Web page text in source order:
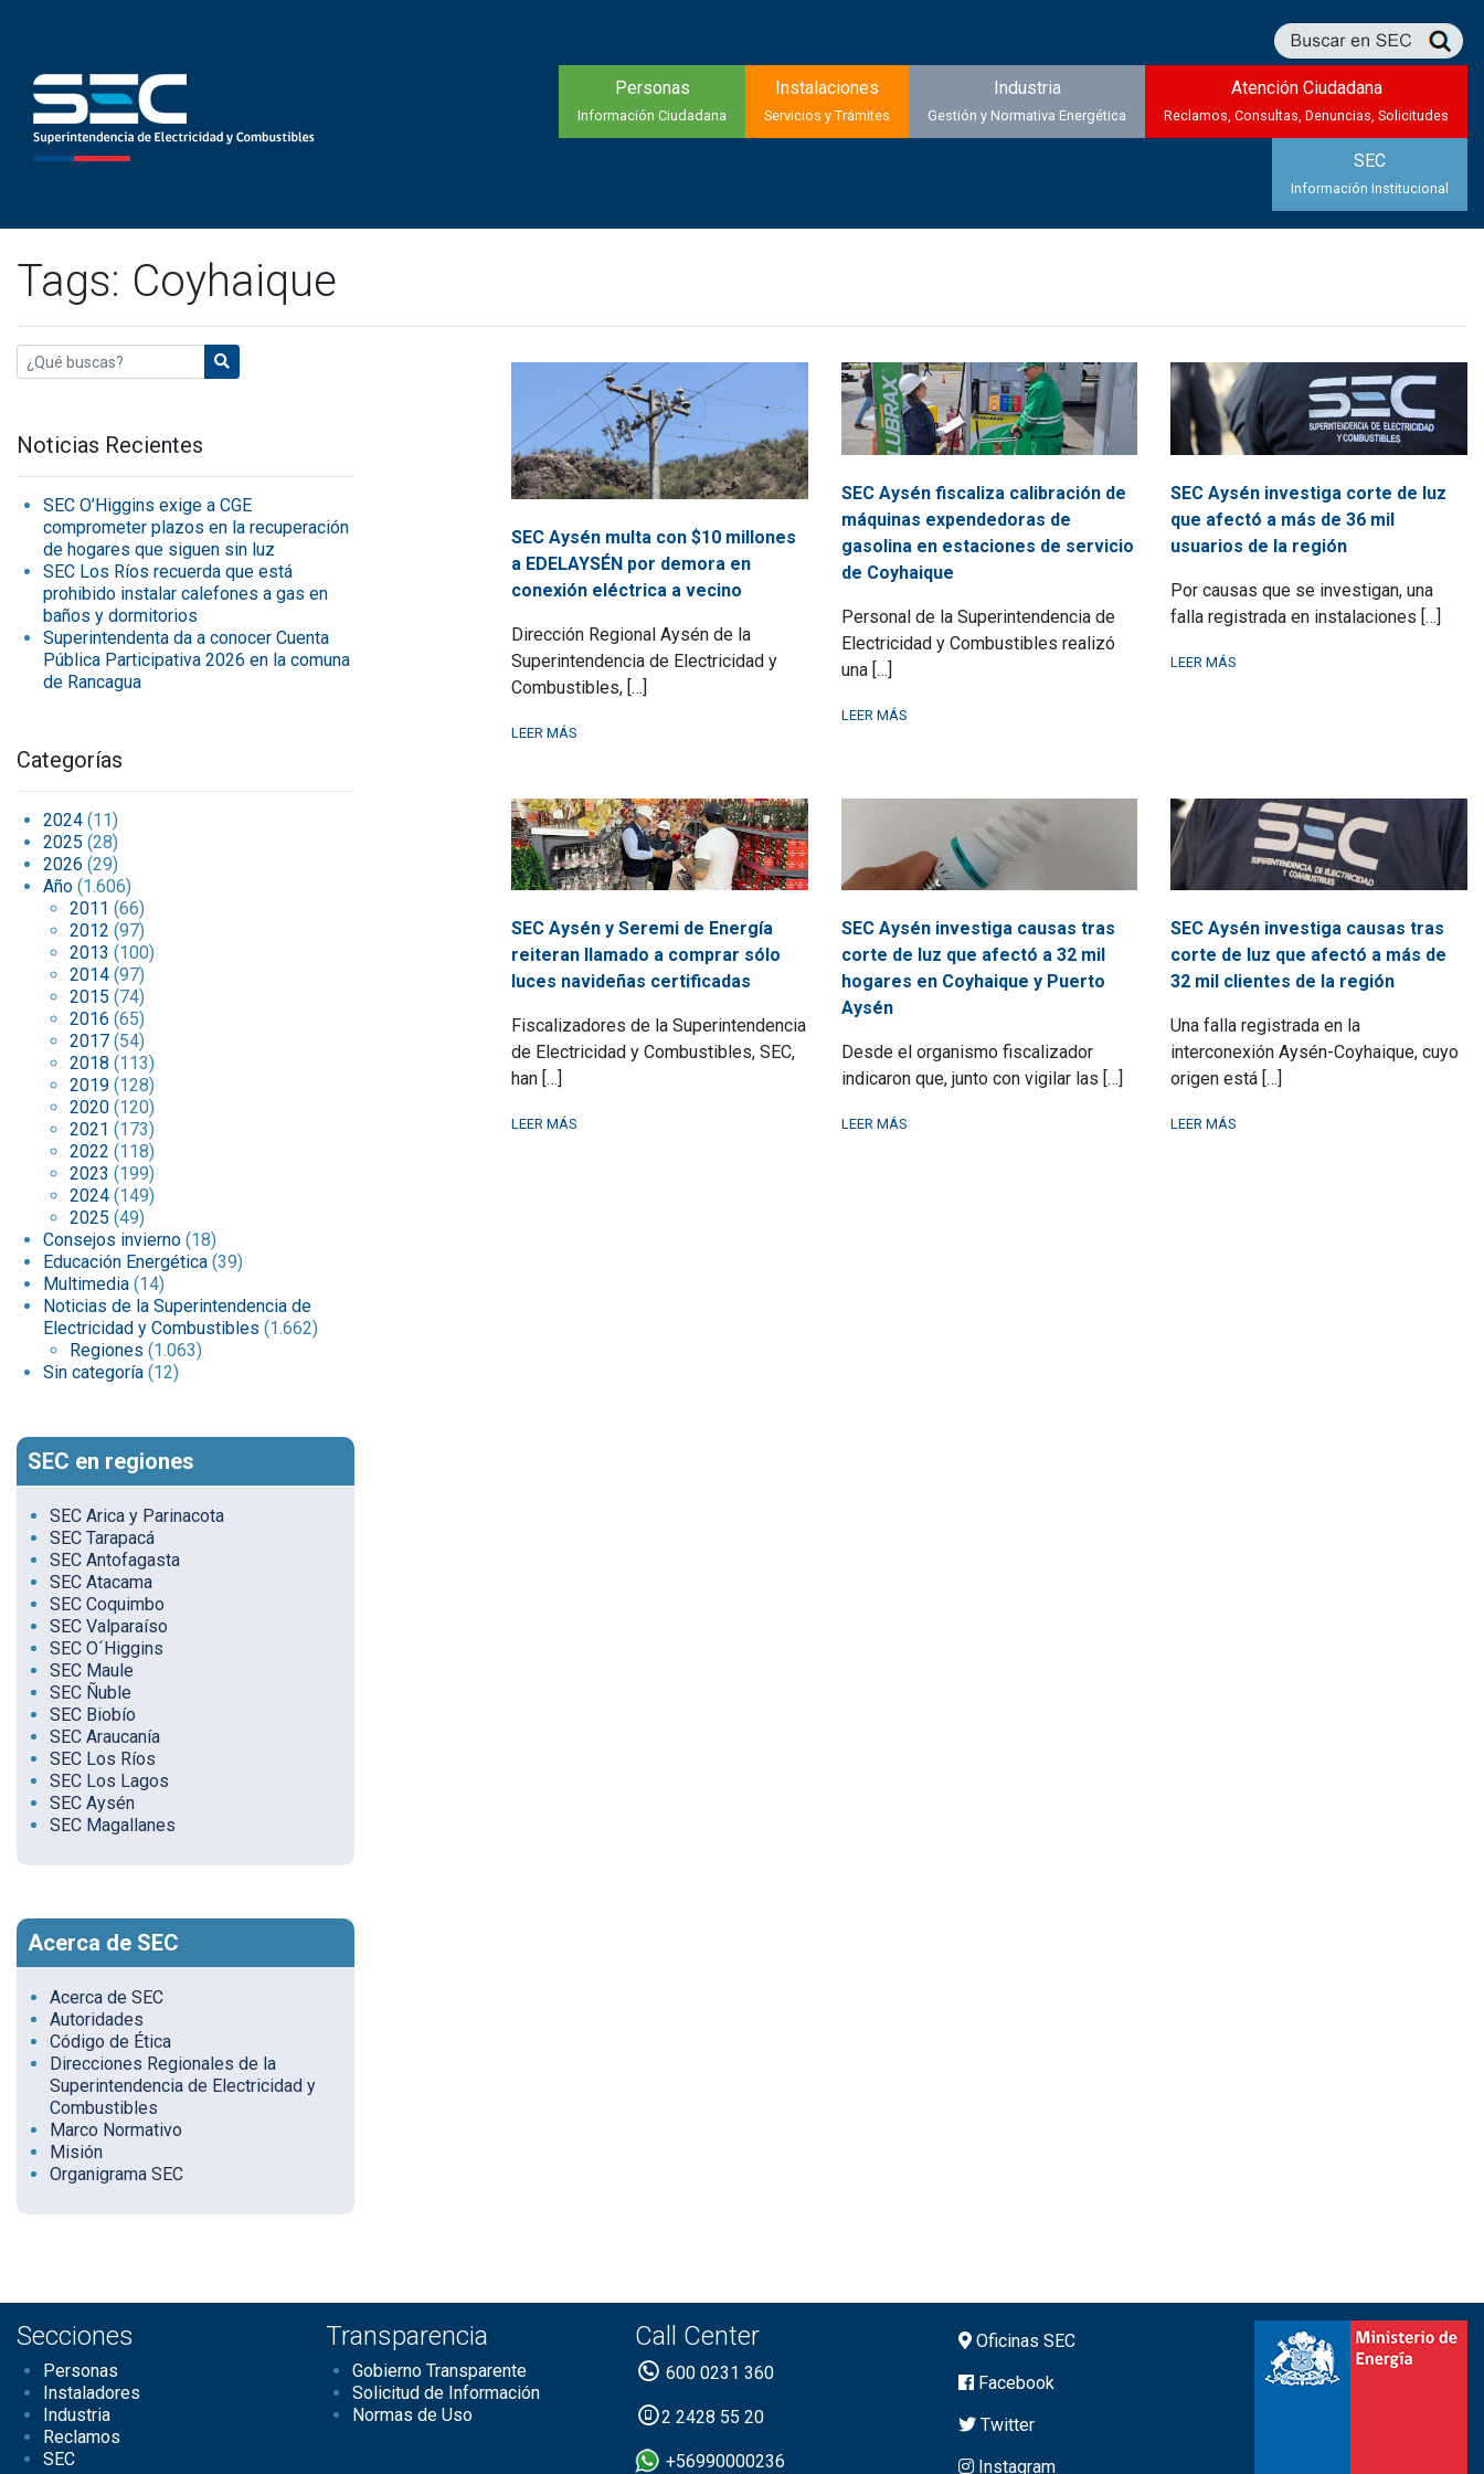
Personas
Información Ciudadana
Instalaciones
Servicios y Trámites
Industria
Gestión y Normativa Energética
Atención Ciudadana
Reclamos, Consultas, Denuncias, Solicitudes
SEC
Información Institucional
Tags: Coyhaique
Noticias Recientes
SEC O’Higgins exige a CGE
comprometer plazos en la recuperación
de hogares que siguen sin luz
SEC Los Ríos recuerda que está
prohibido instalar calefones a gas en
baños y dormitorios
Superintendenta da a conocer Cuenta
Pública Participativa 2026 en la comuna
de Rancagua
Categorías
2024 (11)
2025 (28)
2026 (29)
Año (1.606)
2011 (66)
2012 (97)
2013 (100)
2014 (97)
2015 (74)
2016 (65)
2017 (54)
2018 (113)
2019 (128)
2020 (120)
2021 (173)
2022 (118)
2023 (199)
2024 (149)
2025 (49)
Consejos invierno (18)
Educación Energética (39)
Multimedia (14)
Noticias de la Superintendencia de
Electricidad y Combustibles (1.662)
Regiones (1.063)
Sin categoría (12)
SEC en regiones
SEC Arica y Parinacota
SEC Tarapacá
SEC Antofagasta
SEC Atacama
SEC Coquimbo
SEC Valparaíso
SEC O´Higgins
SEC Maule
SEC Ñuble
SEC Biobío
SEC Araucanía
SEC Los Ríos
SEC Los Lagos
SEC Aysén
SEC Magallanes
Acerca de SEC
Acerca de SEC
Autoridades
Código de Ética
Direcciones Regionales de la
Superintendencia de Electricidad y
Combustibles
Marco Normativo
Misión
Organigrama SEC
SEC Aysén multa con $10 millones
a EDELAYSÉN por demora en
conexión eléctrica a vecino
Dirección Regional Aysén de la
Superintendencia de Electricidad y
Combustibles, […]
LEER MÁS
SEC Aysén fiscaliza calibración de
máquinas expendedoras de
gasolina en estaciones de servicio
de Coyhaique
Personal de la Superintendencia de
Electricidad y Combustibles realizó
una […]
LEER MÁS
SEC Aysén investiga corte de luz
que afectó a más de 36 mil
usuarios de la región
Por causas que se investigan, una
falla registrada en instalaciones […]
LEER MÁS
SEC Aysén y Seremi de Energía
reiteran llamado a comprar sólo
luces navideñas certificadas
Fiscalizadores de la Superintendencia
de Electricidad y Combustibles, SEC,
han […]
LEER MÁS
SEC Aysén investiga causas tras
corte de luz que afectó a 32 mil
hogares en Coyhaique y Puerto
Aysén
Desde el organismo fiscalizador
indicaron que, junto con vigilar las […]
LEER MÁS
SEC Aysén investiga causas tras
corte de luz que afectó a más de
32 mil clientes de la región
Una falla registrada en la
interconexión Aysén-Coyhaique, cuyo
origen está […]
LEER MÁS
Secciones
Personas
Instaladores
Industria
Reclamos
SEC
Transparencia
Gobierno Transparente
Solicitud de Información
Normas de Uso
Call Center
600 0231 360
2 2428 55 20
+56990000236
Oficinas SEC
Facebook
Twitter
Instagram